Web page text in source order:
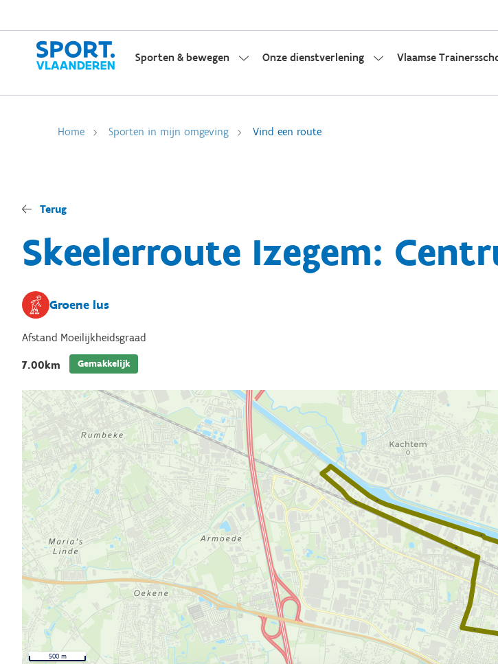
Sporten & bewegen Onze dienstverlening Vlaamse
Home Sporten in mijn omgeving Vind een route
Terug
Skeelerroute Izegem:
Groene lus
Afstand
7.00km
Moeilijkheidsgraad
Gemakkelijk
500 m